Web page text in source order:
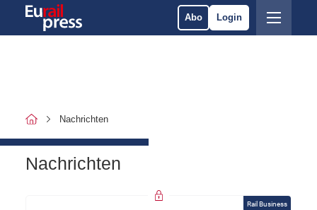
Abo Login
Nachrichten
Nachrichten
Rail Business